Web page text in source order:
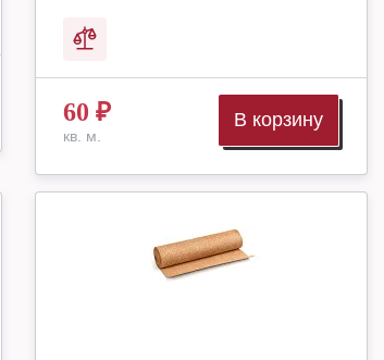
60 ₽
кв. м.
В корзину